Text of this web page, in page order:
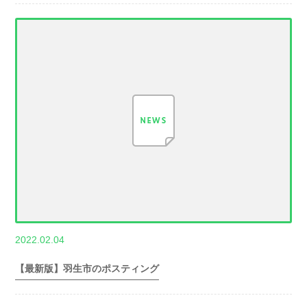
2022.02.04
【最新版】羽生市のポスティング